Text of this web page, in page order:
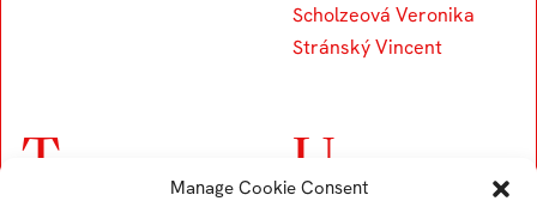
Manage Cookie Consent
Scholzeová Veronika
Stránský Vincent
T U